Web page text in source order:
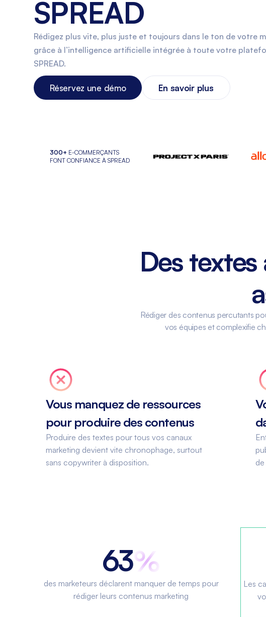
SPREAD
Rédigez plus vite, plus juste et toujours dans le ton de votre
grâce à l’intelligence artificielle intégrée à toute votre
SPREAD.
Réservez une démo En savoir plus
300+ E-COMMERÇANTS
FONT CONFIANCE À SPREAD
Des
Rédiger des contenus percutants
vos équipes et complexifie
Vous manquez de ressources
pour produire des contenus
Produire des textes pour tous vos canaux
marketing devient vite chronophage, surtout
sans copywriter à disposition.
63
des marketeurs déclarent manquer de temps pour
rédiger leurs contenus marketing
Les